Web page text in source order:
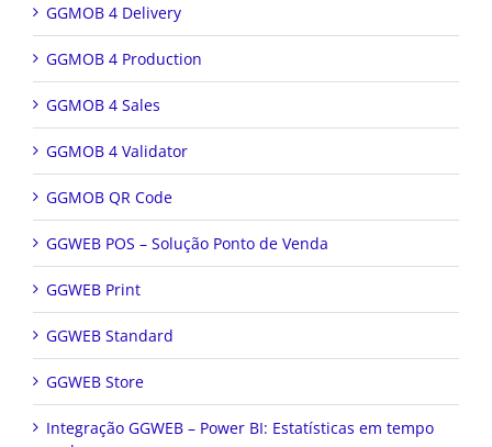
GGMOB 4 Delivery
GGMOB 4 Production
GGMOB 4 Sales
GGMOB 4 Validator
GGMOB QR Code
GGWEB POS – Solução Ponto de Venda
GGWEB Print
GGWEB Standard
GGWEB Store
Integração GGWEB – Power BI: Estatísticas em tempo